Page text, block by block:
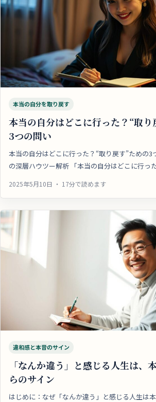
本当の自分を取り戻す
本当の自分はどこに行った？“取り
3つの問い
本当の自分はどこに行った？“取り戻す”ための3
の深層ハウツー解析 「本当の自分はどこに行っ
2025年5月10日 ・ 17分で読めます
違和感と本音のサイン
「なんか違う」と感じる人生は、
らのサイン
はじめに：なぜ「なんか違う」と感じる人生は